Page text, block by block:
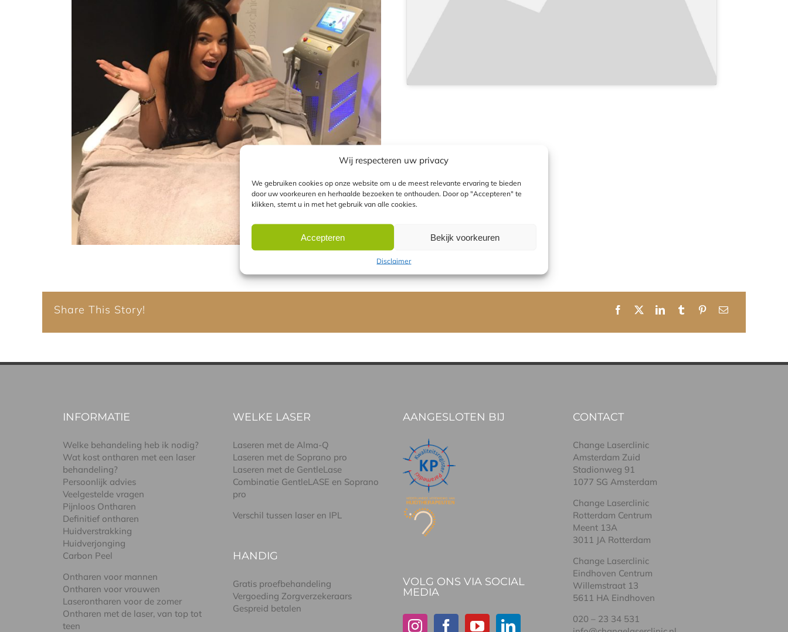
Wij respecteren uw privacy
We gebruiken cookies op onze website om u de meest relevante ervaring te bieden
door uw voorkeuren en herhaalde bezoeken te onthouden. Door op "Accepteren" te
klikken, stemt u in met het gebruik van alle cookies.
Accepteren Bekijk voorkeuren
Disclaimer
Share This Story!
INFORMATIE
Welke behandeling heb ik nodig?
Wat kost ontharen met een laser
behandeling?
Persoonlijk advies
Veelgestelde vragen
Pijnloos Ontharen
Definitief ontharen
Huidverstrakking
Huidverjonging
Carbon Peel
Ontharen voor mannen
Ontharen voor vrouwen
Laserontharen voor de zomer
Ontharen met de laser, van top tot
teen
WELKE LASER
Laseren met de Alma-Q
Laseren met de Soprano pro
Laseren met de GentleLase
Combinatie GentleLASE en Soprano
pro
Verschil tussen laser en IPL
HANDIG
Gratis proefbehandeling
Vergoeding Zorgverzekeraars
Gespreid betalen
AANGESLOTEN BIJ
VOLG ONS VIA SOCIAL
MEDIA
CONTACT
Change Laserclinic
Amsterdam Zuid
Stadionweg 91
1077 SG Amsterdam
Change Laserclinic
Rotterdam Centrum
Meent 13A
3011 JA Rotterdam
Change Laserclinic
Eindhoven Centrum
Willemstraat 13
5611 HA Eindhoven
020 – 23 34 531